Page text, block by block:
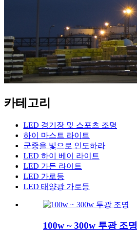
카테고리
LED 경기장 및 스포츠 조명
하이 마스트 라이트
군중을 빛으로 인도하라
LED 하이 베이 라이트
LED 가든 라이트
LED 가로등
LED 태양광 가로등
100w ~ 300w 투광 조명